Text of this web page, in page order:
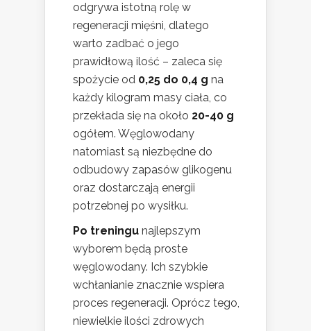
odgrywa istotną rolę w
regeneracji mięśni, dlatego
warto zadbać o jego
prawidłową ilość – zaleca się
spożycie od 0,25 do 0,4 g na
każdy kilogram masy ciała, co
przekłada się na około 20-40 g
ogółem. Węglowodany
natomiast są niezbędne do
odbudowy zapasów glikogenu
oraz dostarczają energii
potrzebnej po wysiłku.
Po treningu najlepszym
wyborem będą proste
węglowodany. Ich szybkie
wchłanianie znacznie wspiera
proces regeneracji. Oprócz tego,
niewielkie ilości zdrowych